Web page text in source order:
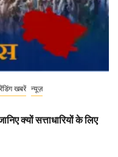
खबरें न्यूज़
क्यों सत्ताधारियों के लिए